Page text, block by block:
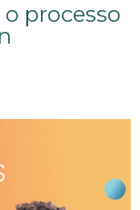
processo